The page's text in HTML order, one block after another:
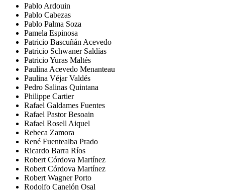
Pablo Ardouin
Pablo Cabezas
Pablo Palma Soza
Pamela Espinosa
Patricio Bascuñán Acevedo
Patricio Schwaner Saldías
Patricio Yuras Maltés
Paulina Acevedo Menanteau
Paulina Véjar Valdés
Pedro Salinas Quintana
Philippe Cartier
Rafael Galdames Fuentes
Rafael Pastor Besoain
Rafael Rosell Aiquel
Rebeca Zamora
René Fuentealba Prado
Ricardo Barra Ríos
Robert Córdova Martínez
Robert Córdova Martínez
Robert Wagner Porto
Rodolfo Canelón Osal